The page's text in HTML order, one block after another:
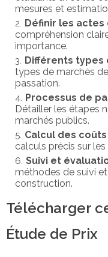
mesures et
Définir les
compréhension
importance.
Différents types
types de marchés
passation.
Processus de
Détailler les étapes
marchés publics.
Calcul des
calculs précis sur
Suivi et
méthodes de suivi
construction.
Télécharger
Étude de Prix